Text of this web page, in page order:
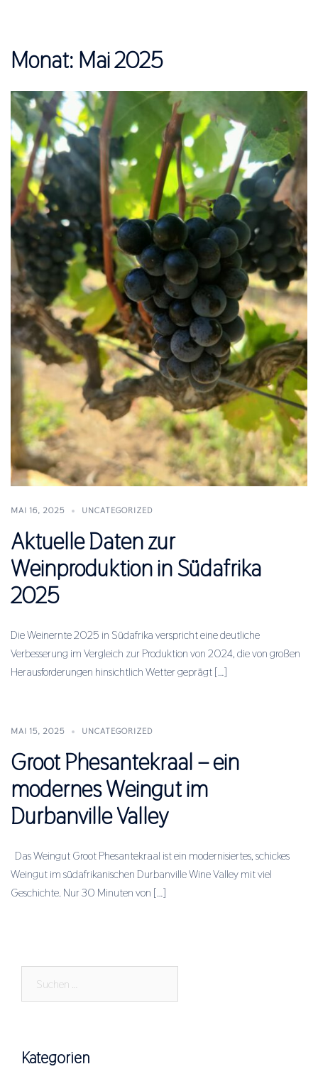
Monat: Mai 2025
MAI 16, 2025 UNCATEGORIZED
Aktuelle Daten zur
Weinproduktion in Südafrika
2025
Die Weinernte 2025 in Südafrika verspricht eine deutliche
Verbesserung im Vergleich zur Produktion von 2024, die von großen
Herausforderungen hinsichtlich Wetter geprägt […]
MAI 15, 2025 UNCATEGORIZED
Groot Phesantekraal – ein
modernes Weingut im
Durbanville Valley
Das Weingut Groot Phesantekraal ist ein modernisiertes, schickes
Weingut im südafrikanischen Durbanville Wine Valley mit viel
Geschichte. Nur 30 Minuten von […]
nach:
Kategorien